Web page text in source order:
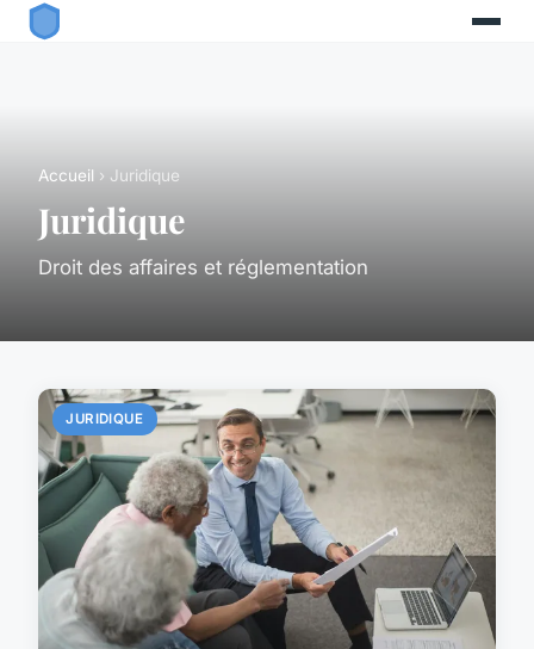
Accueil › Juridique
Juridique
Droit des affaires et réglementation
JURIDIQUE